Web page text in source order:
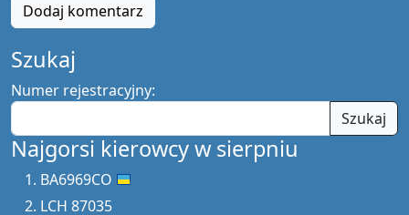
Dodaj komentarz
Szukaj
Numer rejestracyjny:
Szukaj
Najgorsi kierowcy w sierpniu
BA6969CO
LCH 87035